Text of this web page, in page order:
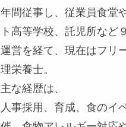
年間従事し、従業員食堂
ト高等学校、託児所など
運営を経て、現在はフリ
理栄養士。
主な経歴は、
人事採用、育成、食のイ